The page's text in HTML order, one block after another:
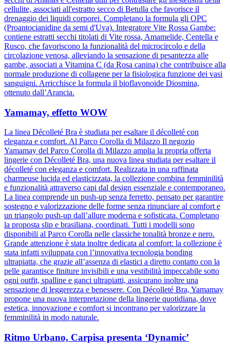
cellulite, associati all'estratto secco di Betulla che favorisce il
drenaggio dei liquidi corporei. Completano la formula gli OPC
(Proantocianidine da semi d'Uva). Integratore Vite Rossa Gambe:
contiene estratti secchi titolati di Vite rossa, Amamelide, Centella e
Rusco, che favoriscono la funzionalità del microcircolo e della
circolazione venosa, alleviando la sensazione di pesantezza alle
gambe, associati a Vitamina C (da Rosa canina) che contribuisce alla
normale produzione di collagene per la fisiologica funzione dei vasi
sanguigni. Arricchisce la formula il bioflavonoide Diosmina,
ottenuto dall’Arancia.
Yamamay, effetto WOW
La linea Décolleté Bra è studiata per esaltare il décolleté con
eleganza e comfort. Al Parco Corolla di Milazzo Il negozio
Yamamay del Parco Corolla di Milazzo amplia la propria offerta
lingerie con Décolleté Bra, una nuova linea studiata per esaltare il
décolleté con eleganza e comfort. Realizzata in una raffinata
charmeuse lucida ed elasticizzata, la collezione combina femminilità
e funzionalità attraverso capi dal design essenziale e contemporaneo.
La linea comprende un push-up senza ferretto, pensato per garantire
sostegno e valorizzazione delle forme senza rinunciare al comfort e
un triangolo push-up dall’allure moderna e sofisticata. Completano
la proposta slip e brasiliana, coordinati. Tutti i modelli sono
disponibili al Parco Corolla nelle classiche tonalità bronze e nero.
Grande attenzione è stata inoltre dedicata al comfort: la collezione è
stata infatti sviluppata con l’innovativa tecnologia bonding
ultrapiatta, che grazie all’assenza di elastici a diretto contatto con la
pelle garantisce finiture invisibili e una vestibilità impeccabile sotto
ogni outfit, spalline e ganci ultrapiatti, assicurano inoltre una
sensazione di leggerezza e benessere. Con Décolleté Bra, Yamamay
propone una nuova interpretazione della lingerie quotidiana, dove
estetica, innovazione e comfort si incontrano per valorizzare la
femminilità in modo naturale.
Ritmo Urbano, Carpisa presenta ‘Dynamic’